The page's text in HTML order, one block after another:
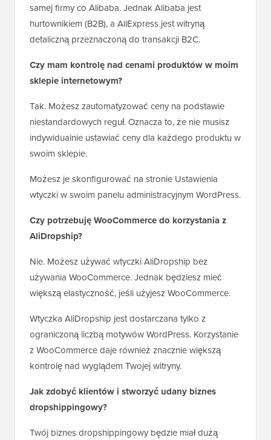
samej firmy co Alibaba. Jednak Alibaba jest
hurtownikiem (B2B), a AliExpress jest witryną
detaliczną przeznaczoną do transakcji B2C.
Czy mam kontrolę nad cenami produktów w moim
sklepie internetowym?
Tak. Możesz zautomatyzować ceny na podstawie
niestandardowych reguł. Oznacza to, że nie musisz
indywidualnie ustawiać ceny dla każdego produktu w
swoim sklepie.
Możesz je skonfigurować na stronie Ustawienia
wtyczki w swoim panelu administracyjnym WordPress.
Czy potrzebuję WooCommerce do korzystania z
AliDropship?
Nie. Możesz używać wtyczki AliDropship bez
używania WooCommerce. Jednak będziesz mieć
większą elastyczność, jeśli użyjesz WooCommerce.
Wtyczka AliDropship jest dostarczana tylko z
ograniczoną liczbą motywów WordPress. Korzystanie
z WooCommerce daje również znacznie większą
kontrolę nad wyglądem Twojej witryny.
Jak zdobyć klientów i stworzyć udany biznes
dropshippingowy?
Twój biznes dropshippingowy będzie miał dużą